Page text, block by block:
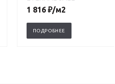
1 816 ₽/м2
ПОДРОБНЕЕ